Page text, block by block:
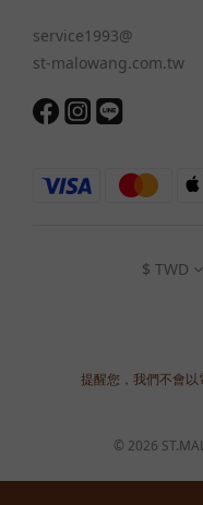
service1993@
st-malowang.com.tw
$ TWD
提醒您，我們不會以
© 2026